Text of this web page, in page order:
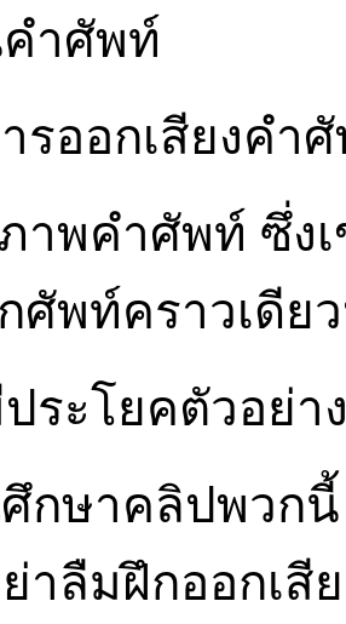
ำศัพท์
รออกเสียงคำ
าพคำศัพท์ ซึ่ง
ศัพท์คราวเดีย
ระโยคตัวอย่า
าคลิปพวกนี้
ย่าลืมฝึกออกเ